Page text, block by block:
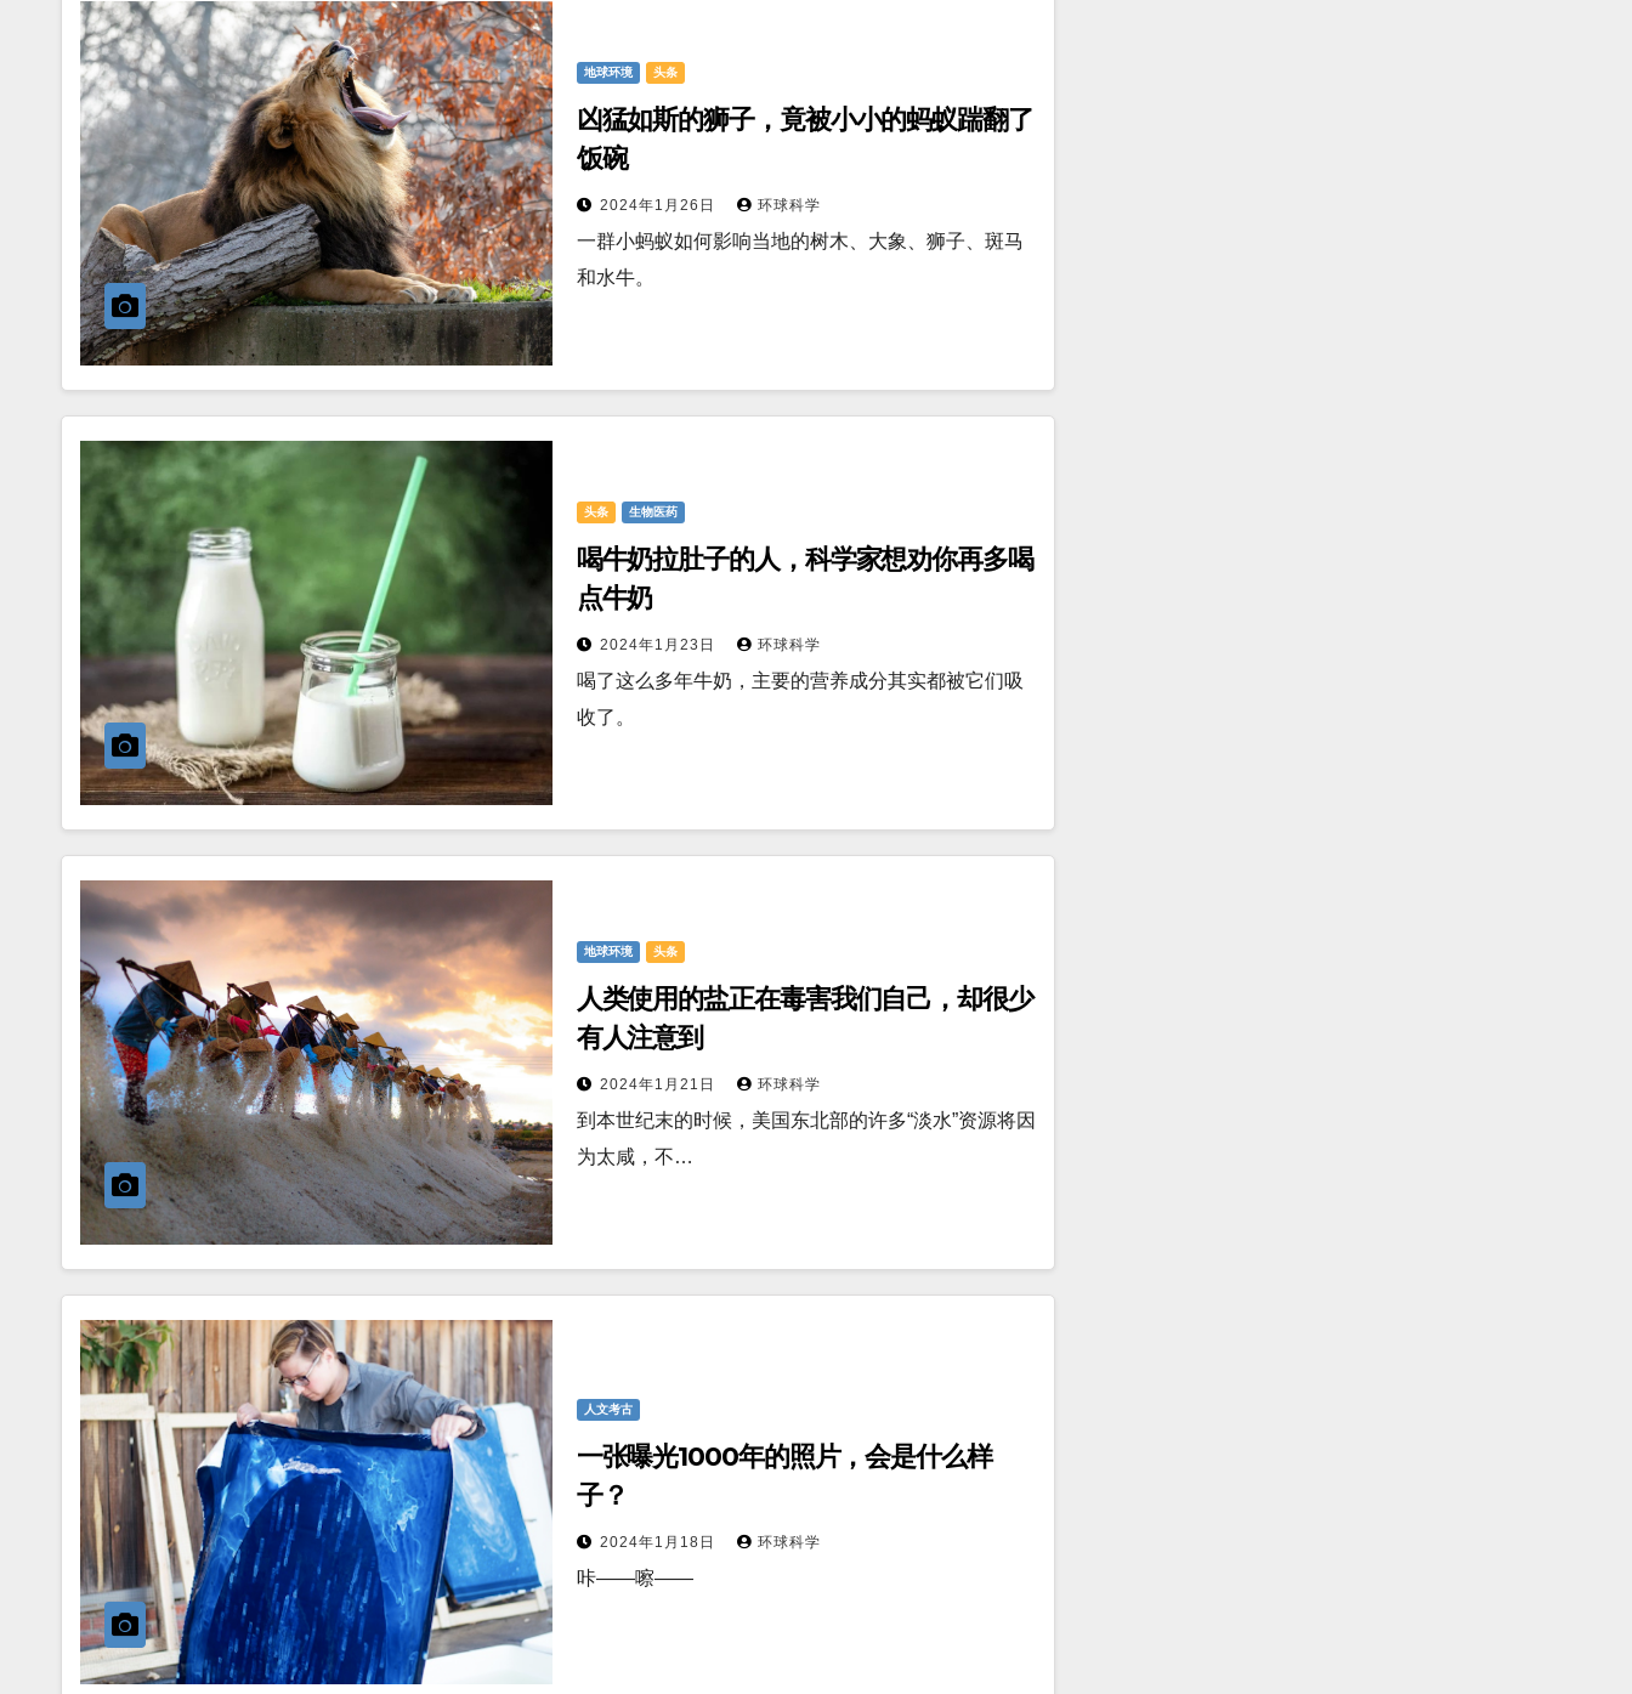
地球环境 头条
凶猛如斯的狮子，竟被小小的蚂蚁踹翻了
饭碗
2024年1月26日 环球科学
一群小蚂蚁如何影响当地的树木、大象、狮子、斑马
和水牛。
头条 生物医药
喝牛奶拉肚子的人，科学家想劝你再多喝
点牛奶
2024年1月23日 环球科学
喝了这么多年牛奶，主要的营养成分其实都被它们吸
收了。
地球环境 头条
人类使用的盐正在毒害我们自己，却很少
有人注意到
2024年1月21日 环球科学
到本世纪末的时候，美国东北部的许多“淡水”资源将因
为太咸，不…
人文考古
一张曝光1000年的照片，会是什么样
子？
2024年1月18日 环球科学
咔——嚓——